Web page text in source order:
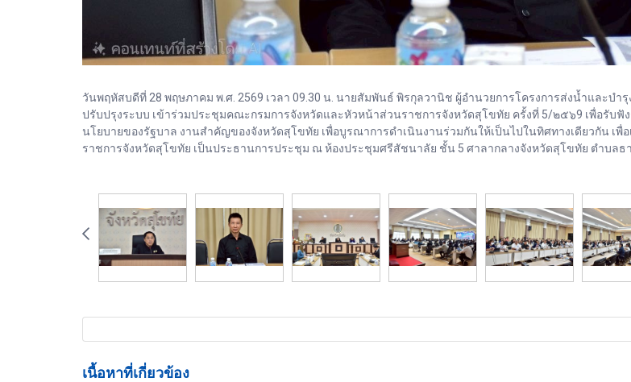
วันพฤหัสบดีที่ 28 พฤษภาคม พ.ศ. 2569 เวลา 09.30 น. นายสัมพันธ์ พิรกุลวานิช ผู้อำนวยการโครงการส่งน้ำและ
ปรับปรุงระบบ เข้าร่วมประชุมคณะกรมการจังหวัดและหัวหน้าส่วนราชการจังหวัดสุโขทัย ครั้งที่ 5/๒๕๖9 เพื่อรับ
นโยบายของรัฐบาล งานสำคัญของจังหวัดสุโขทัย เพื่อบูรณาการดำเนินงานร่วมกันให้เป็นไปในทิศทางเดียวกัน เ
ราชการจังหวัดสุโขทัย เป็นประธานการประชุม ณ ห้องประชุมศรีสัชนาลัย ชั้น 5 ศาลากลางจังหวัดสุโขทัย ตำบลธ
เนื้อหาที่เกี่ยวข้อง